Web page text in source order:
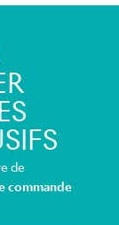
de
commande